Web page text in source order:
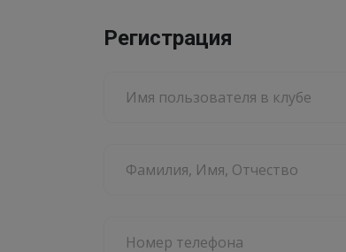
Регистрация